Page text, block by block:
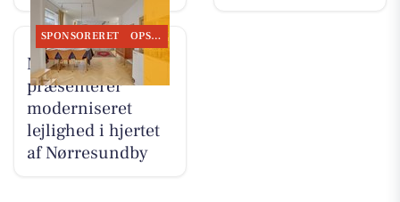
SPONSORERET OPSLAGSTAVLEN
Mæglerhuset
præsenterer
moderniseret
lejlighed i hjertet
af Nørresundby